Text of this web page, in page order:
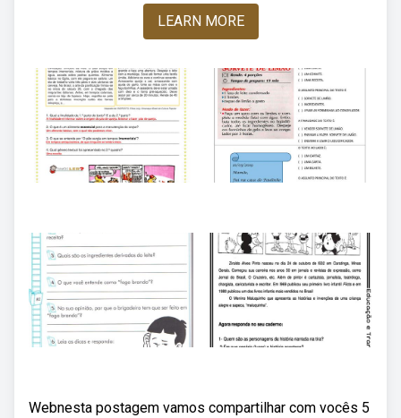
LEARN MORE
Webnesta postagem vamos compartilhar com vocês 5